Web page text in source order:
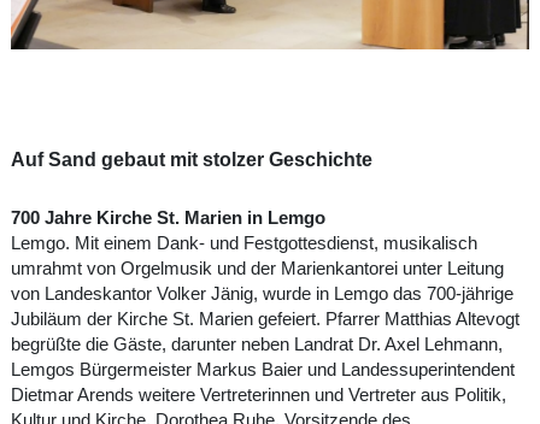
Auf Sand gebaut mit stolzer Geschichte
700 Jahre Kirche St. Marien in Lemgo
Lemgo. Mit einem Dank- und Festgottesdienst, musikalisch
umrahmt von Orgelmusik und der Marienkantorei unter Leitung
von Landeskantor Volker Jänig, wurde in Lemgo das 700-jährige
Jubiläum der Kirche St. Marien gefeiert. Pfarrer Matthias Altevogt
begrüßte die Gäste, darunter neben Landrat Dr. Axel Lehmann,
Lemgos Bürgermeister Markus Baier und Landessuperintendent
Dietmar Arends weitere Vertreterinnen und Vertreter aus Politik,